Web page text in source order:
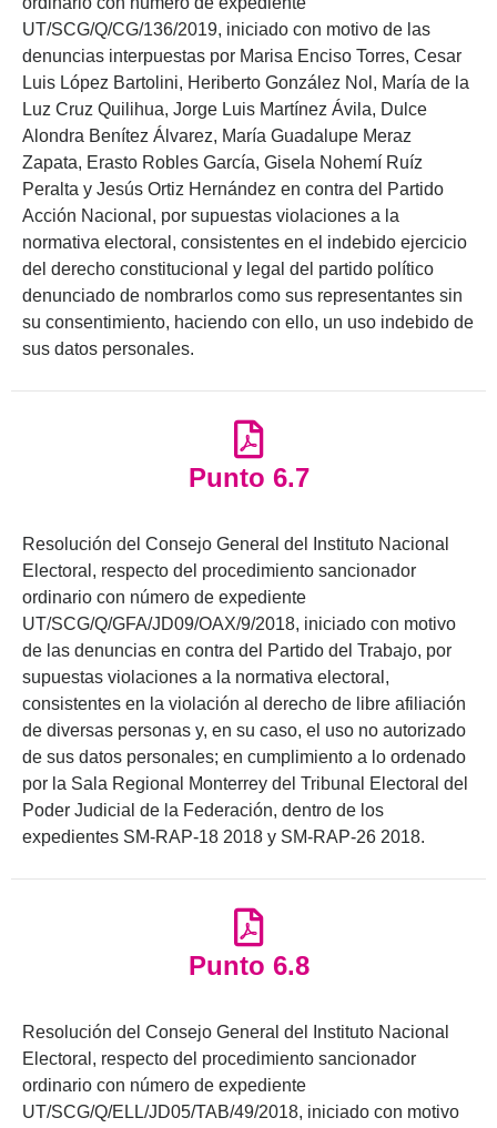
UT/SCG/Q/CG/136/2019, iniciado con motivo de las
denuncias interpuestas por Marisa Enciso Torres, Cesar
Luis López Bartolini, Heriberto González Nol, María de la
Luz Cruz Quilihua, Jorge Luis Martínez Ávila, Dulce
Alondra Benítez Álvarez, María Guadalupe Meraz
Zapata, Erasto Robles García, Gisela Nohemí Ruíz
Peralta y Jesús Ortiz Hernández en contra del Partido
Acción Nacional, por supuestas violaciones a la
normativa electoral, consistentes en el indebido ejercicio
del derecho constitucional y legal del partido político
denunciado de nombrarlos como sus representantes sin
su consentimiento, haciendo con ello, un uso indebido de
sus datos personales.
Punto 6.7
Resolución del Consejo General del Instituto Nacional
Electoral, respecto del procedimiento sancionador
ordinario con número de expediente
UT/SCG/Q/GFA/JD09/OAX/9/2018, iniciado con motivo
de las denuncias en contra del Partido del Trabajo, por
supuestas violaciones a la normativa electoral,
consistentes en la violación al derecho de libre afiliación
de diversas personas y, en su caso, el uso no autorizado
de sus datos personales; en cumplimiento a lo ordenado
por la Sala Regional Monterrey del Tribunal Electoral del
Poder Judicial de la Federación, dentro de los
expedientes SM-RAP-18 2018 y SM-RAP-26 2018.
Punto 6.8
Resolución del Consejo General del Instituto Nacional
Electoral, respecto del procedimiento sancionador
ordinario con número de expediente
UT/SCG/Q/ELL/JD05/TAB/49/2018, iniciado con motivo